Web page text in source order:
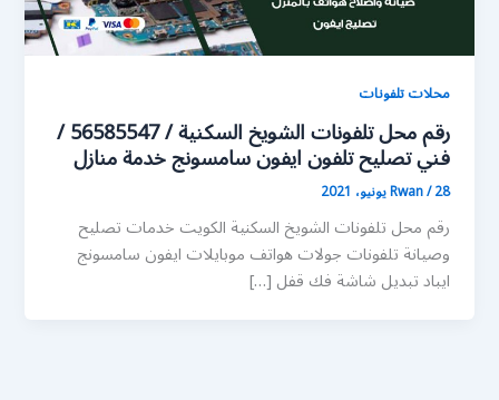
محلات تلفونات
رقم محل تلفونات الشويخ السكنية / 56585547 /
فني تصليح تلفون ايفون سامسونج خدمة منازل
Rwan/28 يونيو، 2021
رقم محل تلفونات الشويخ السكنية الكويت خدمات تصليح
وصيانة تلفونات جولات هواتف موبايلات ايفون سامسونج
ايباد تبديل شاشة فك قفل […]